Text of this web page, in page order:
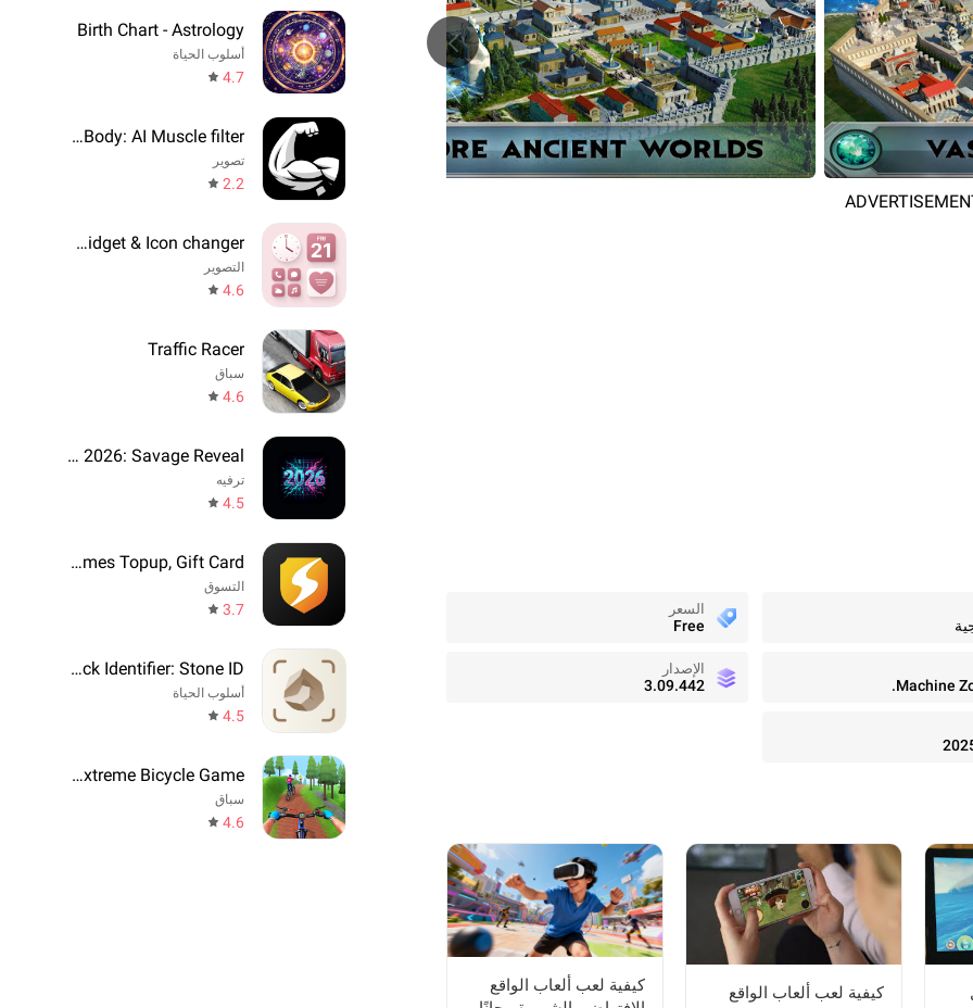
السعر
Free
Machine
الإصدار
3.09.442
كيفية لعب ألعاب الواقع
كيفية لعب ألعاب الواقع
Birth Chart - Astrology
أسلوب الحياة
4.7
GigaBody: AI Muscle filter
تصوير
2.2
Theme, Widget & Icon changer
التصوير
4.6
Traffic Racer
سباق
4.6
Prediction 2026: Savage Reveal
ترفيه
4.5
SEAGM - Games Topup, Gift Card
التسوق
3.7
Rock Identifier: Stone ID
أسلوب الحياة
4.5
BMX Cycle Extreme Bicycle Game
سباق
4.6